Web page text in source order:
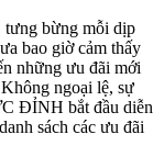
tưng bừng mỗi dịp
bao giờ cảm thấy
những ưu đãi mới
ngoại lệ, sự
ĐỈNH bắt đầu diễn
sách các ưu đãi